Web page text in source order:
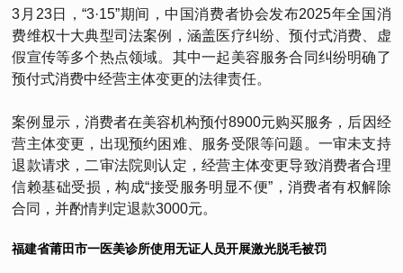
3月23日，“3·15”期间，中国消费者协会发布2025年全国消
费维权十大典型司法案例，涵盖医疗纠纷、预付式消费、虚
假宣传等多个热点领域。其中一起美容服务合同纠纷明确了
预付式消费中经营主体变更的法律责任。
案例显示，消费者在美容机构预付8900元购买服务，后因经
营主体变更，出现预约困难、服务受限等问题。一审未支持
退款请求，二审法院则认定，经营主体变更导致消费者合理
信赖基础受损，构成“接受服务明显不便”，消费者有权解除
合同，并酌情判定退款3000元。
福建省莆田市一医美诊所使用无证人员开展激光脱毛被罚